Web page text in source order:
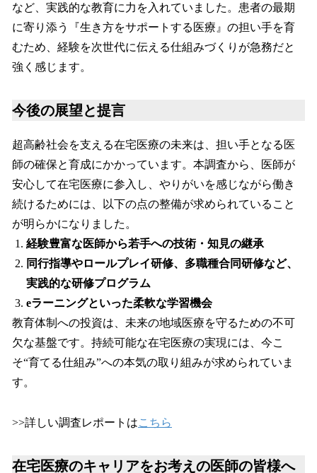
など、実践的な教育に力を入れていました。患者の最期
に寄り添う『生き方をサポートする医療』の担い手を育
むため、経験を次世代に伝える仕組みづくりが急務だと
強く感じます。
今後の展望と提言
超高齢社会を支える在宅医療の未来は、担い手となる医
師の確保と育成にかかっています。本調査から、医師が
安心して在宅医療に参入し、やりがいを感じながら働き
続けるためには、以下の点の整備が求められていること
が明らかになりました。
経験豊富な医師から若手への技術・知見の継承
同行指導やロールプレイ研修、多職種合同研修など、
実践的な研修プログラム
eラーニングといった柔軟な学習機会
教育体制への投資は、未来の地域医療を守るための不可
欠な基盤です。持続可能な在宅医療の実現には、今こ
そ“育てる仕組み”への本気の取り組みが求められていま
す。
>>詳しい調査レポートはこちら
在宅医療のキャリアをお考えの医師の皆様へ